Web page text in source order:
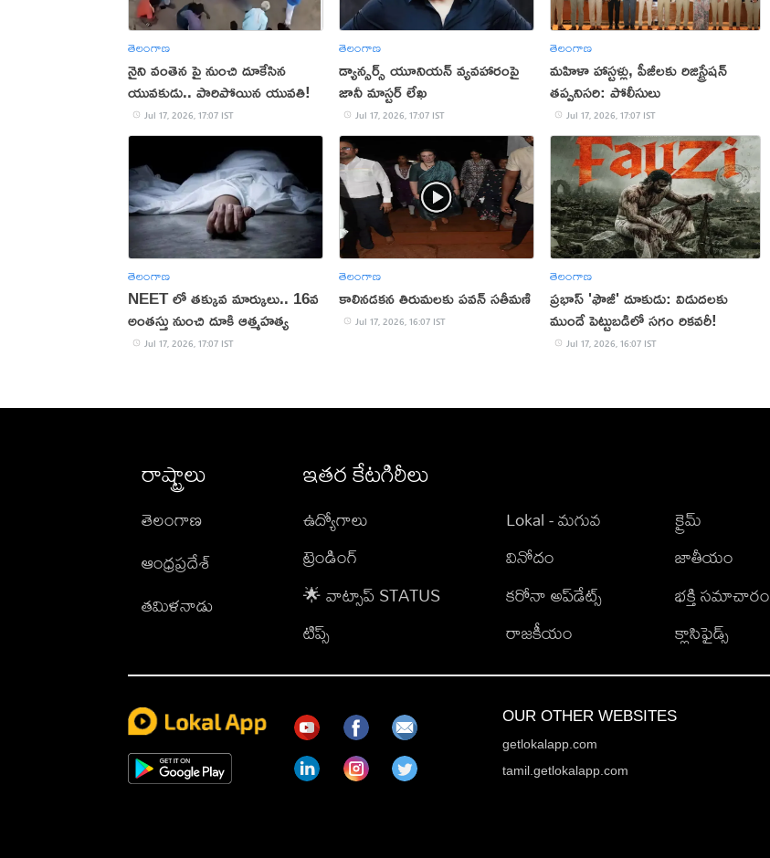
తెలంగాణ
నైని వంతెన పై నుంచి దూకేసిన
యువకుడు.. పారిపోయిన యువతి!
Jul 17, 2026, 17:07 IST
తెలంగాణ
డ్యాన్సర్స్ యూనియన్ వ్యవహారంపై
జానీ మాస్టర్ లేఖ
Jul 17, 2026, 17:07 IST
తెలంగాణ
మహిళా హాస్టళ్లు, పీజీలకు రిజిస్ట్రేషన్
తప్పనిసరి: పోలీసులు
Jul 17, 2026, 17:07 IST
తెలంగాణ
NEET లో తక్కువ మార్కులు.. 16వ
అంతస్తు నుంచి దూకి ఆత్మహత్య
Jul 17, 2026, 17:07 IST
తెలంగాణ
కాలినడకన తిరుమలకు పవన్‌ సతీమణి
Jul 17, 2026, 16:07 IST
తెలంగాణ
ప్రభాస్ 'ఫౌజీ' దూకుడు: విడుదలకు
ముందే పెట్టుబడిలో సగం రికవరీ!
Jul 17, 2026, 16:07 IST
రాష్ట్రాలు
తెలంగాణ
ఆంధ్రప్రదేశ్
తమిళనాడు
ఇతర కేటగిరీలు
ఉద్యోగాలు
ట్రెండింగ్
🌟 వాట్సాప్ STATUS
టిప్స్
Lokal - మగువ
వినోదం
కరోనా అప్‌డేట్స్
రాజకీయం
క్రైమ్
జాతీయం
భక్తి సమాచారం
క్లాసిఫైడ్స్
OUR OTHER WEBSITES
getlokalapp.com
tamil.getlokalapp.com